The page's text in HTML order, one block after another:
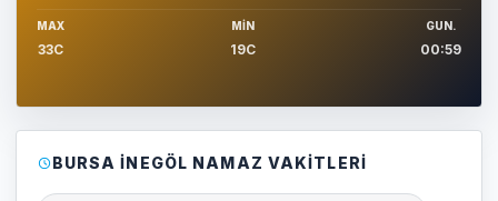
MAX
33C
MIN
19C
GUN.
00:59
BURSA İNEGÖL NAMAZ VAKITLERI